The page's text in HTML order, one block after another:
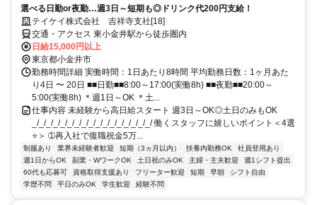
選べる日勤or夜勤…週3日～短期も◎ドリンク代200円支給！
テイケイ株式会社 吉祥寺支社[18]
交通・アクセス 東小金井駅から徒歩圏内
日給15,000円以上
東京都小金井市
勤務時間詳細 実働時間：1日あたり8時間 平均勤務日数：1ヶ月あた
り4日 〜 20日 ■■日勤■■8:00～17:00(実働8h) ■■夜勤■■20:00～
5:00(実働8h) ＊週1日～OK ＊土...
仕事内容 未経験から高日給スタート 週3日～OK◎土日のみもOK
_/_/_/_/_/_/_/_/_/_/_/_/_/_/_/_/_/ 働くスタッフに嬉しいポイント＜4選
⭐＞ ➀再入社で復職祝金5万...
制服あり 業界未経験者歓迎 短期（3ヵ月以内） 扶養内勤務OK
社員登用あり
週1日からOK
副業・WワークOK 土日祝のみOK 主婦・主夫歓迎
週1シフト提出
60代も応募可
資格取得支援あり フリーター歓迎 短期 早朝
シフト自由
学歴不問
平日のみOK 学生歓迎 経験不問